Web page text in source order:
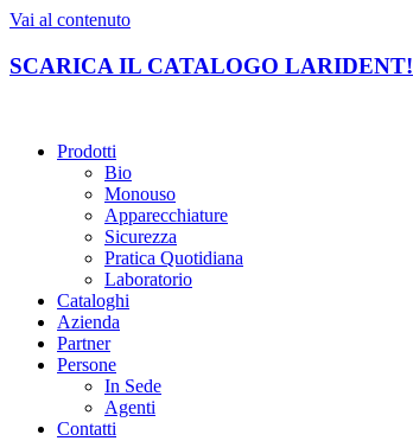
Vai al contenuto
SCARICA IL CATALOGO LARIDENT!
Prodotti
Bio
Monouso
Apparecchiature
Sicurezza
Pratica Quotidiana
Laboratorio
Cataloghi
Azienda
Partner
Persone
In Sede
Agenti
Contatti